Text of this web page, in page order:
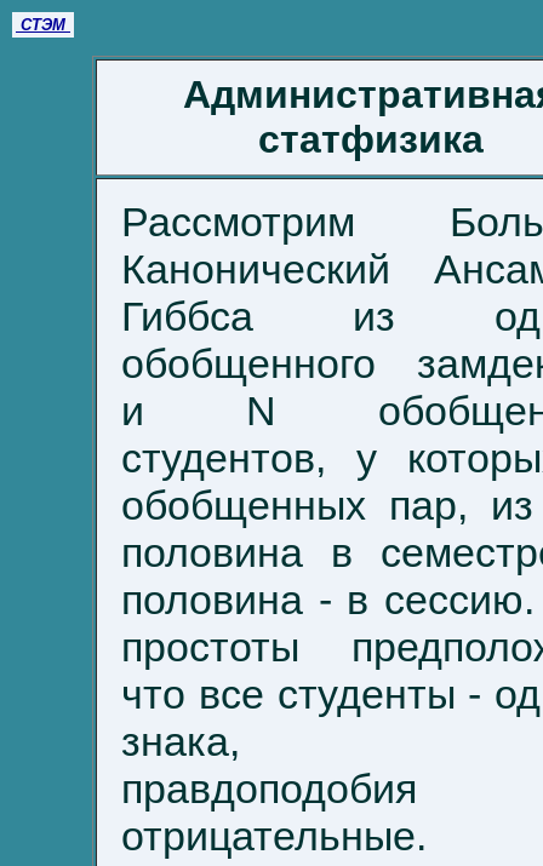
СТЭМ
статфизика
Рассмотрим
Канонический
Гиббса из
обобщенного
и N
студентов, у
обобщенных пар,
половина в
половина - в
простоты
что все студенты -
знака,
отрицательные.